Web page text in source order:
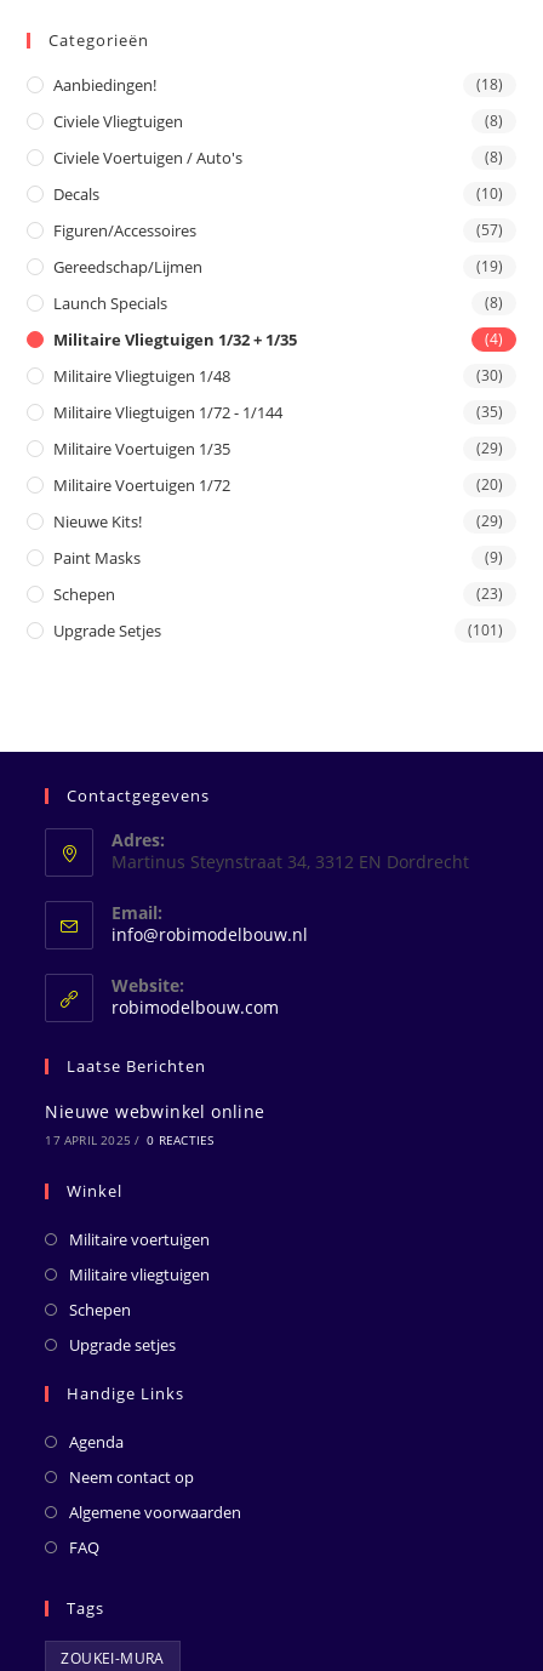
Categorieën
Aanbiedingen! (18)
Civiele Vliegtuigen (8)
Civiele Voertuigen / Auto's (8)
Decals (10)
Figuren/Accessoires (57)
Gereedschap/Lijmen (19)
Launch Specials (8)
Militaire Vliegtuigen 1/32 + 1/35 (4)
Militaire Vliegtuigen 1/48 (30)
Militaire Vliegtuigen 1/72 - 1/144 (35)
Militaire Voertuigen 1/35 (29)
Militaire Voertuigen 1/72 (20)
Nieuwe Kits! (29)
Paint Masks (9)
Schepen (23)
Upgrade Setjes (101)
Contactgegevens
Adres:
Martinus Steynstraat 34, 3312 EN Dordrecht
Email:
info@robimodelbouw.nl
Website:
robimodelbouw.com
Laatse Berichten
Nieuwe webwinkel online
17 APRIL 2025 / 0 REACTIES
Winkel
Militaire voertuigen
Militaire vliegtuigen
Schepen
Upgrade setjes
Handige Links
Agenda
Neem contact op
Algemene voorwaarden
FAQ
Tags
ZOUKEI-MURA